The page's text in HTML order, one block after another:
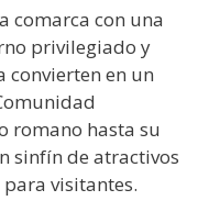
comarca con una
privilegiado y
convierten en un
romano hasta su
sinfín de atractivos
visitantes.